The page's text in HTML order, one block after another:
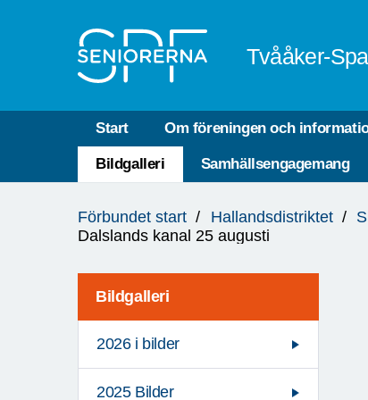
Tvååker-
Start Om föreningen och
Bildgalleri Samhällsengagemang
är
Förbundet start Hallandsdistriktet
Dalslands kanal 25 augusti
Bildgalleri
2026 i bilder
2025 Bilder